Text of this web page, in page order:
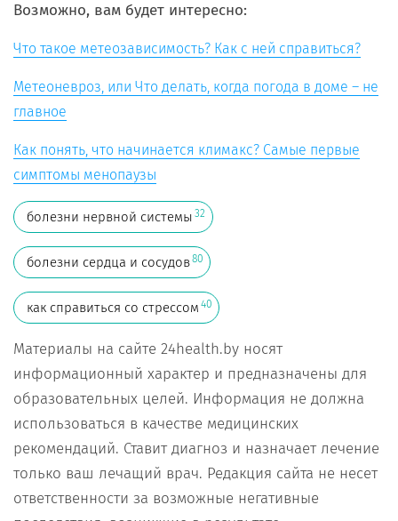
Возможно, вам будет интересно:
Что такое метеозависимость? Как с ней справиться?
Метеоневроз, или Что делать, когда погода в доме – не
главное
Как понять, что начинается климакс? Самые первые
симптомы менопаузы
болезни нервной системы 32
болезни сердца и сосудов80
как справиться со стрессом 40
Материалы на сайте 24health.by носят
информационный характер и предназначены для
образовательных целей. Информация не должна
использоваться в качестве медицинских
рекомендаций. Ставит диагноз и назначает лечение
только ваш лечащий врач. Редакция сайта не несет
ответственности за возможные негативные